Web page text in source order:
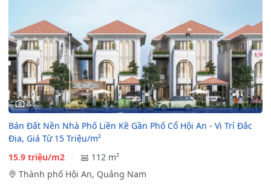
8
Bán Đất Nền Nhà Phố Liền Kề Gần Phố Cổ Hội An - Vị Trí Đắc
Địa, Giá Từ 15 Triệu/m²
15.9 triệu/m2
112 m²
Thành phố Hội An, Quảng Nam